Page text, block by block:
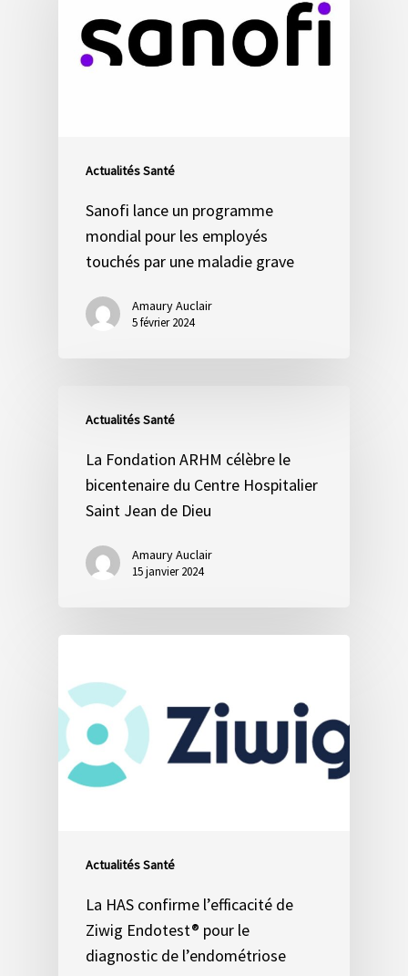
Actualités Santé
Sanofi lance un programme
mondial pour les employés
touchés par une maladie grave
Amaury Auclair
5 février 2024
Actualités Santé
La Fondation ARHM célèbre le
bicentenaire du Centre Hospitalier
Saint Jean de Dieu
Amaury Auclair
15 janvier 2024
Actualités Santé
La HAS confirme l’efficacité de
Ziwig Endotest® pour le
diagnostic de l’endométriose